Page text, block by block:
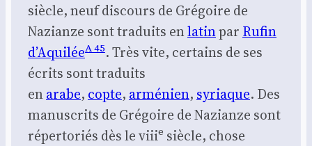
siècle, neuf dis­cours de Gré­goire de
Nazianze sont tra­duits enlatinpar Rufin
d’A­qui­léeA 45. Très vite, cer­tains de ses
écrits sont tra­duits
enarabe, copte, armé­nien, syriaque. Des
manus­crits de Gré­goire de Nazianze sont
réper­to­riés dès le viiie siècle, chose